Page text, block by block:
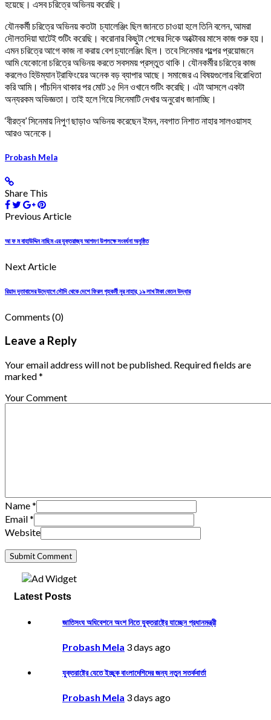
হয়েছে। এসব চরিত্রে অভিনয় করেছি।
যৌনকর্মী চরিত্রে অভিনয় কতটা চ্যালেঞ্জিং ছিল জানতে চাওয়া হলে তিনি বলেন, আমরা
দৌলতদিয়া ঘাটেই শুটিং করেছি। করোনার কিছুটা শেষের দিকে অক্টোবর মাসে কাজ শুরু হয়।
এমন চরিত্রে আগে কাজ না করায় বেশ চ্যালেঞ্জিং ছিল। তবে সিনেমার গল্পের প্রয়োজনে
আমি যেকোনো চরিত্রে অভিনয় করতে সবসময় প্রস্তুত থাকি। যৌনকর্মীর চরিত্রে কাজ
করলেও হিউম্যান ট্রাফিংয়ের অনেক বড় ব্যাপার আছে। সমাজের এ বিষয়গুলোর বিরোধিতা
করি আমি। পাঁচদিন থাকার পর মোট ১৫ দিন ওখানে শুটিং করেছি। এটা আসলে একটা
অন্যরকম অভিজ্ঞতা। তাই হলে গিয়ে সিনেমাটি দেখার অনুরোধ জানাচ্ছি।
‘বীরত্ব’ সিনেমায় নিপুণ ছাড়াও অভিনয় করেছেন ইমন, নবগাত নিশাত নাহার সালওয়াসহ
আরও অনেকে।
Probash Mela
Share This
Previous Article
আ ফ ম বাহাউদ্দিন নাছিম এর যুক্তরাজ্য আগমণ উপলক্ষে সংবর্ধনা অনুষ্ঠিত
Next Article
রিয়াদ দূতাবাসের উদ্যোগে সৌদি থেকে দেশে ফিরল গৃহকর্মী নুর নাহার, ১৯ লাখ টাকা বেতন উদ্ধার
Comments (0)
Leave a Reply
Your email address will not be published. Required fields are
marked *
Your Comment
Name*
Email*
Website
Latest Posts
জাতিসংঘ অধিবেশনে অংশ নিতে যুক্তরাষ্ট্রে যাচ্ছেন প্রধানমন্ত্রী
Probash Mela 3 days ago
যুক্তরাষ্ট্রে যেতে ইচ্ছুক বাংলাদেশিদের জন্য নতুন সতর্কবার্তা
Probash Mela 3 days ago